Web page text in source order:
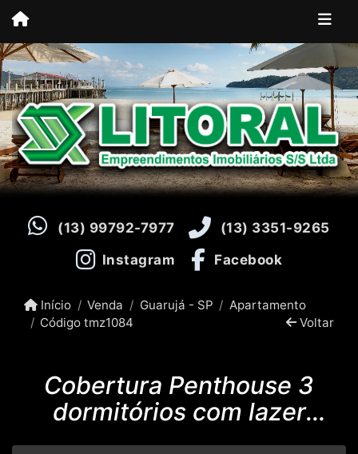
(13) 99792-7977 (13) 3351-9265
Instagram Facebook
Início Venda Guarujá - SP
Apartamento
Código tmz1084
Voltar
Cobertura Penthouse 3
dormitórios com lazer
privativo. 289 mts